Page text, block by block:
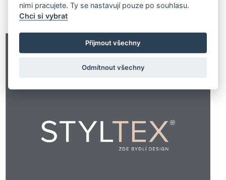
Na projektu spolupracovali
nimi pracujete. Ty se nastavují pouze po souhlasu.
Chci si vybrat
Přijmout všechny
Odmítnout všechny